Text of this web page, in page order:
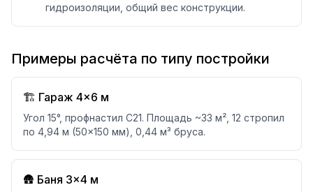
гидроизоляции, общий вес конструкции.
Примеры расчёта по типу постройки
🏗️ Гараж 4×6 м
Угол 15°, профнастил С21. Площадь ~33 м², 12 стропил
по 4,94 м (50×150 мм), 0,44 м³ бруса.
🛖 Баня 3×4 м